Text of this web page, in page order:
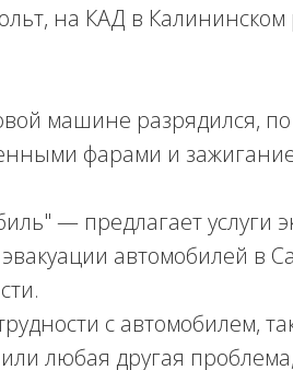
на КАД в
машине разрядился,
фарами и
— предлагает услуги
автомобилей в
с автомобилем,
любая другая